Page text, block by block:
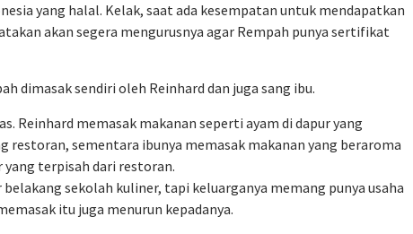
yang halal. Kelak, saat ada kesempatan untuk mendapatkan
akan segera mengurusnya agar Rempah punya sertifikat
dimasak sendiri oleh Reinhard dan juga sang ibu.
Reinhard memasak makanan seperti ayam di dapur yang
restoran, sementara ibunya memasak makanan yang beraroma
terpisah dari restoran.
sekolah kuliner, tapi keluarganya memang punya usaha
itu juga menurun kepadanya.